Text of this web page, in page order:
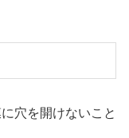
穴を開けないこと